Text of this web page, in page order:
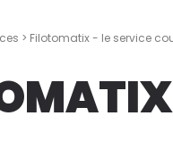
> Filotomatix - le service